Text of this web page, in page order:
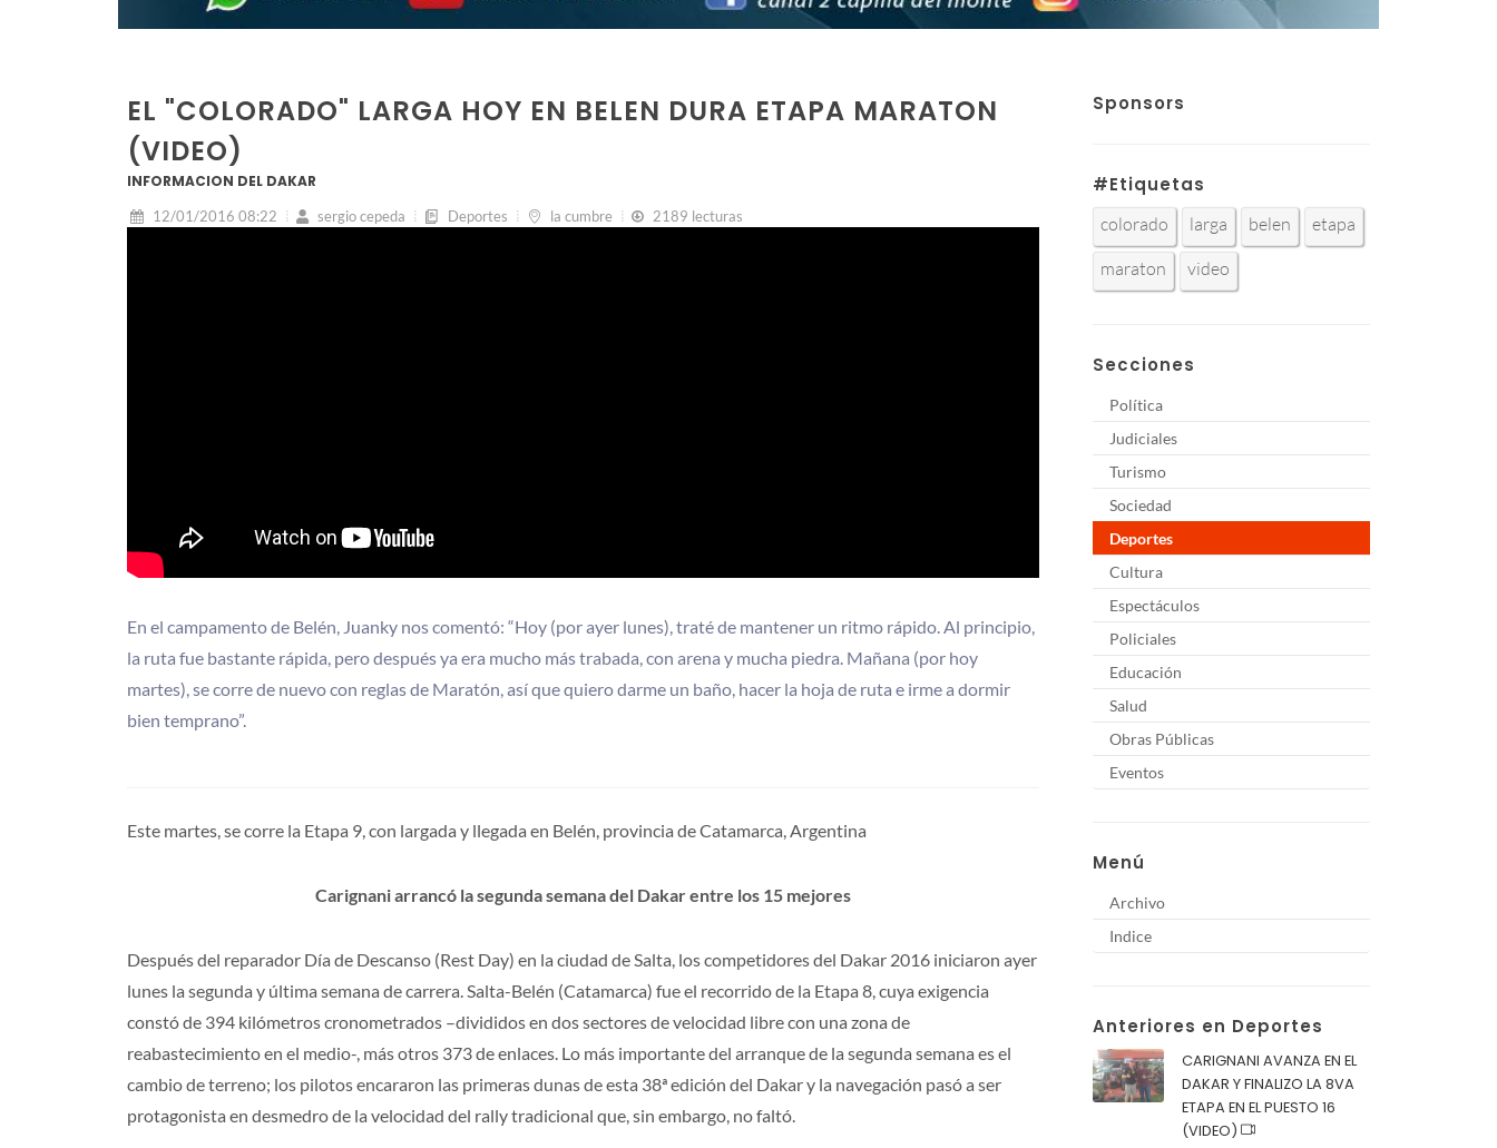
EL "COLORADO" LARGA HOY EN BELEN DURA ETAPA MARATON
(VIDEO)
INFORMACION DEL DAKAR
12/01/2016 08:22 sergio cepeda Deportes la cumbre 2189 lecturas
En el campamento de Belén, Juanky nos comentó: “Hoy (por ayer lunes), traté de mantener un ritmo rápido. Al principio,
la ruta fue bastante rápida, pero después ya era mucho más trabada, con arena y mucha piedra. Mañana (por hoy
martes), se corre de nuevo con reglas de Maratón, así que quiero darme un baño, hacer la hoja de ruta e irme a dormir
bien temprano”.
Este martes, se corre la Etapa 9, con largada y llegada en Belén, provincia de Catamarca, Argentina
Carignani arrancó la segunda semana del Dakar entre los 15 mejores
Después del reparador Día de Descanso (Rest Day) en la ciudad de Salta, los competidores del Dakar 2016 iniciaron ayer
lunes la segunda y última semana de carrera. Salta-Belén (Catamarca) fue el recorrido de la Etapa 8, cuya exigencia
constó de 394 kilómetros cronometrados –divididos en dos sectores de velocidad libre con una zona de
reabastecimiento en el medio-, más otros 373 de enlaces. Lo más importante del arranque de la segunda semana es el
cambio de terreno; los pilotos encararon las primeras dunas de esta 38ª edición del Dakar y la navegación pasó a ser
protagonista en desmedro de la velocidad del rally tradicional que, sin embargo, no faltó.
Sponsors
#Etiquetas
colorado larga belen
etapa
maraton
video
Secciones
Política
Judiciales
Turismo
Sociedad
Deportes
Cultura
Espectáculos
Policiales
Educación
Salud
Obras Públicas
Eventos
Menú
Archivo
Indice
Anteriores en Deportes
CARIGNANI AVANZA EN EL
DAKAR Y FINALIZO LA 8VA
ETAPA EN EL PUESTO 16
(VIDEO)